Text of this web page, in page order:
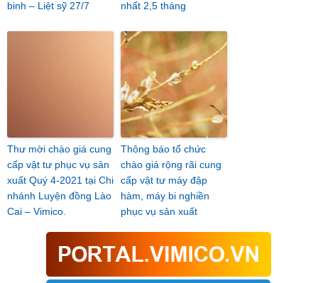
binh – Liệt sỹ 27/7 nhất 2,5 tháng
Thư mời chào giá cung
cấp vật tư phục vụ sản
xuất Quý 4-2021 tại Chi
nhánh Luyện đồng Lào
Cai – Vimico.
Thông báo tổ chức
chào giá rộng rãi cung
cấp vật tư máy đập
hàm, máy bi nghiền
phục vụ sản xuất